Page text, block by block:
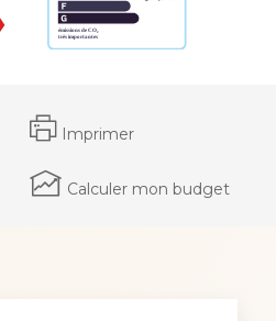
Imprimer
Calculer mon budget